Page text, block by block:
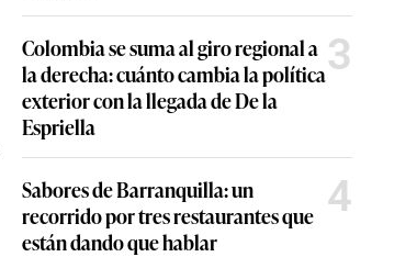
Colombia se suma al giro regional a
la derecha: cuánto cambia la política
exterior con la llegada de De la
Espriella
3
Sabores de Barranquilla: un
recorrido por tres restaurantes que
están dando que hablar
4